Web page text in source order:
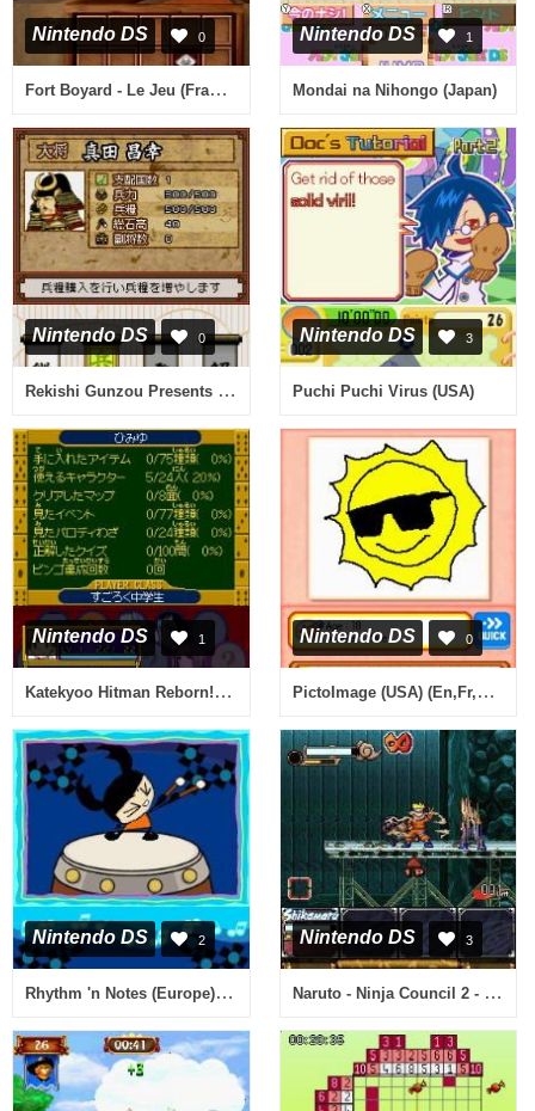
Nintendo DS 0
Fort Boyard - Le Jeu (France)
Nintendo DS 1
Mondai na Nihongo (Japan)
Nintendo DS 0
Rekishi Gunzou Presents - Monoshiri Sengoku Ou (Japan)
Nintendo DS 3
Puchi Puchi Virus (USA)
Nintendo DS 1
Katekyoo Hitman Reborn! DS - Vongola Shiki - Taisen Battle Sugoroku (Japan)
Nintendo DS 0
PictoImage (USA) (En,Fr,De,Es,It)
Nintendo DS 2
Rhythm 'n Notes (Europe) (En,Fr,Es,It)
Nintendo DS 3
Naruto - Ninja Council 2 - European Version (Europe) (En,Fr,De,Es,It)